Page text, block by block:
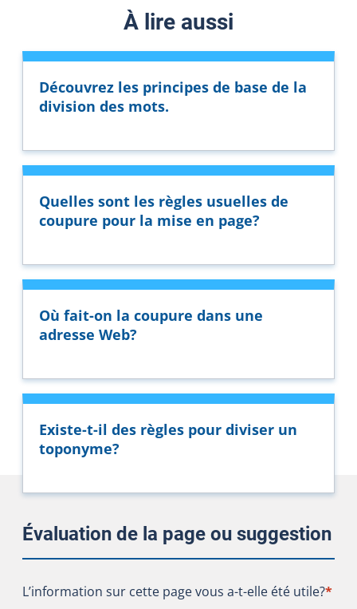
À lire aussi
Découvrez les principes de base de la
division des mots.
Quelles sont les règles usuelles de
coupure pour la mise en page?
Où fait-on la coupure dans une
adresse Web?
Existe-t-il des règles pour diviser un
toponyme?
Évaluation de la page ou suggestion
L’information sur cette page vous a-t-elle été utile?
L’information sur cette page vous a-t-elle été utile?*